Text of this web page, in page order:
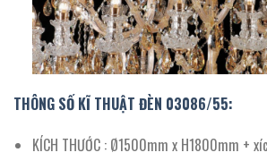
THÔNG SỐ KĨ THUẬT ĐÈN 03086/55:
KÍCH THƯỚC : Ø1500mm x H1800mm +